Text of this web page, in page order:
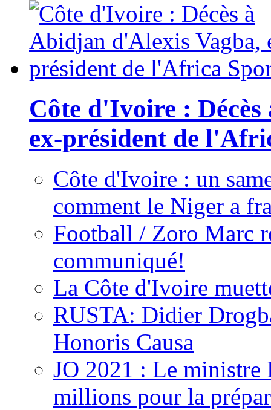
Côte d'Ivoire :
ex-président de
Côte d'Ivoire : un
comment le Niger a
Football / Zoro Marc
communiqué!
La Côte d'Ivoire
RUSTA: Didier
Honoris Causa
JO 2021 : Le ministre
millions pour la